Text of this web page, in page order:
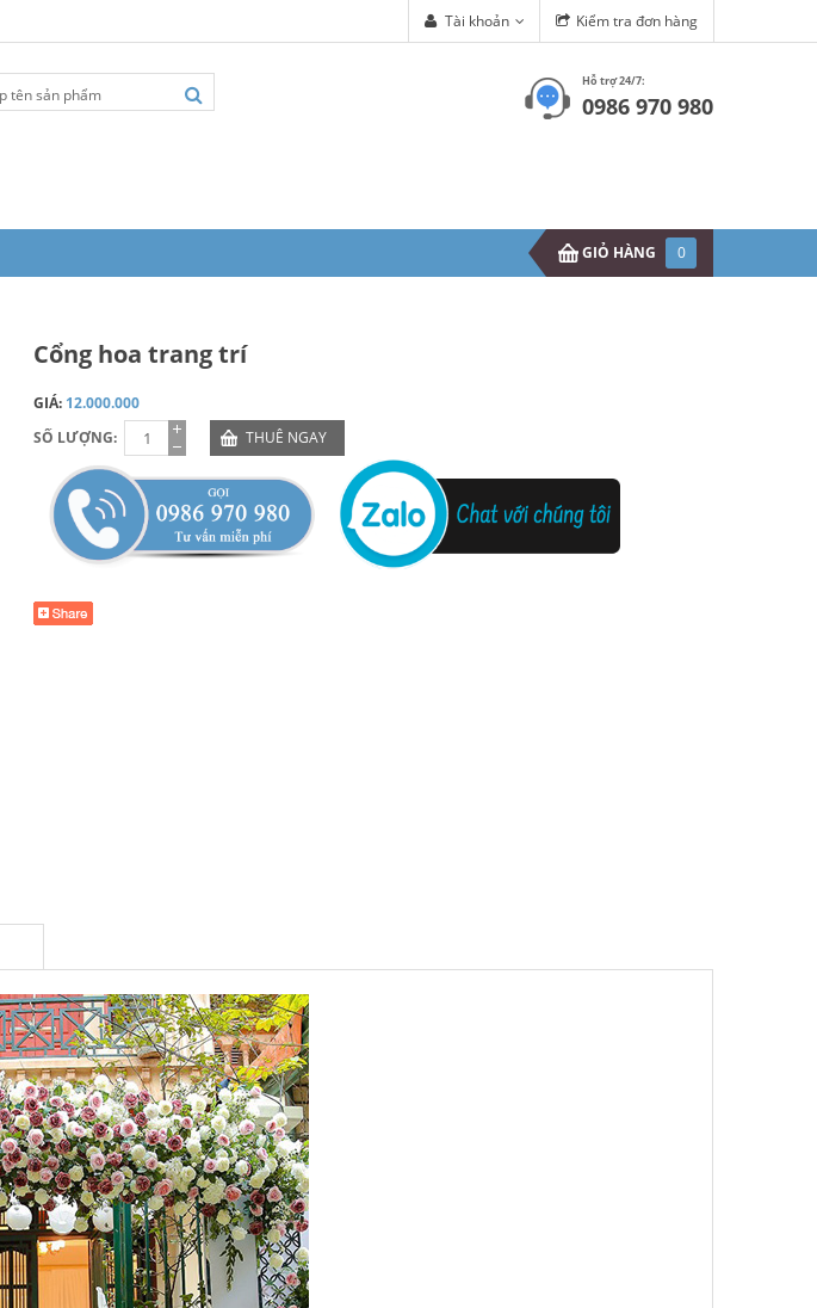
Kiểm tra đơn hàng
Tài khoản
Hỗ trợ 24/7:
0986 970 980
GIỎ HÀNG 0
Cổng hoa trang trí
GIÁ: 12.000.000
SỐ LƯỢNG:
THUÊ NGAY